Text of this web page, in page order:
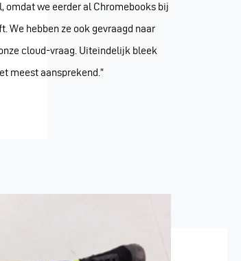
omdat we eerder al Chromebooks bij
We hebben ze ook gevraagd naar
cloud-vraag. Uiteindelijk bleek
meest aansprekend.”